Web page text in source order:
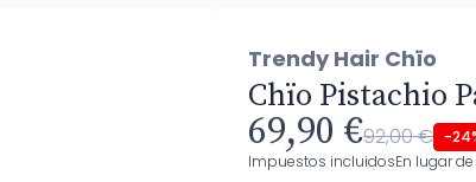
Trendy Hair Chïo
Chïo Pistachio
69,90 €92,00 € -
Impuestos incluidosEn lugar